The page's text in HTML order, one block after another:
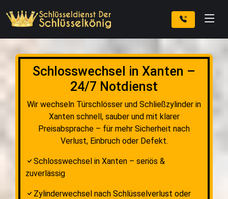
Schlosswechsel in Xanten –
24/7 Notdienst
Wir wechseln Türschlösser und Schließzylinder in
Xanten schnell, sauber und mit klarer
Preisabsprache – für mehr Sicherheit nach
Verlust, Einbruch oder Defekt.
Schlosswechsel in Xanten – seriös &
zuverlässig
Zylinderwechsel nach Schlüsselverlust oder